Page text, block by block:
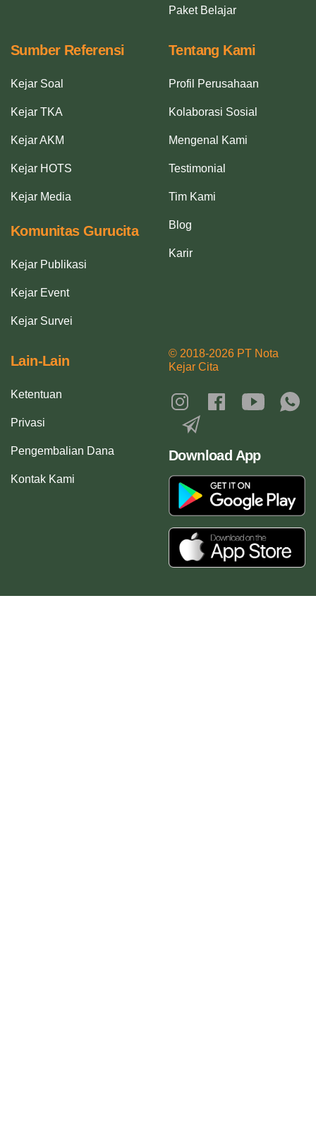
Paket Belajar
Sumber Referensi
Kejar Soal
Kejar TKA
Kejar AKM
Kejar HOTS
Kejar Media
Komunitas Gurucita
Kejar Publikasi
Kejar Event
Kejar Survei
Tentang Kami
Profil Perusahaan
Kolaborasi Sosial
Mengenal Kami
Testimonial
Tim Kami
Blog
Karir
Lain-Lain
Ketentuan
Privasi
Pengembalian Dana
Kontak Kami
© 2018-2026 PT Nota
Kejar Cita
Download App